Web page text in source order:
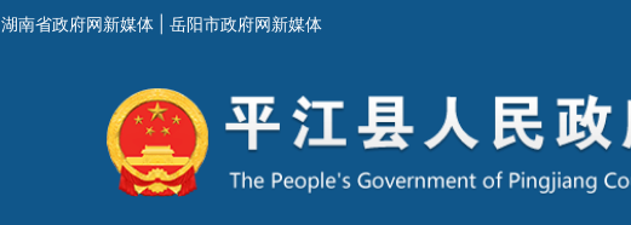
湖南省政府网新媒体 岳阳市政府网新媒体